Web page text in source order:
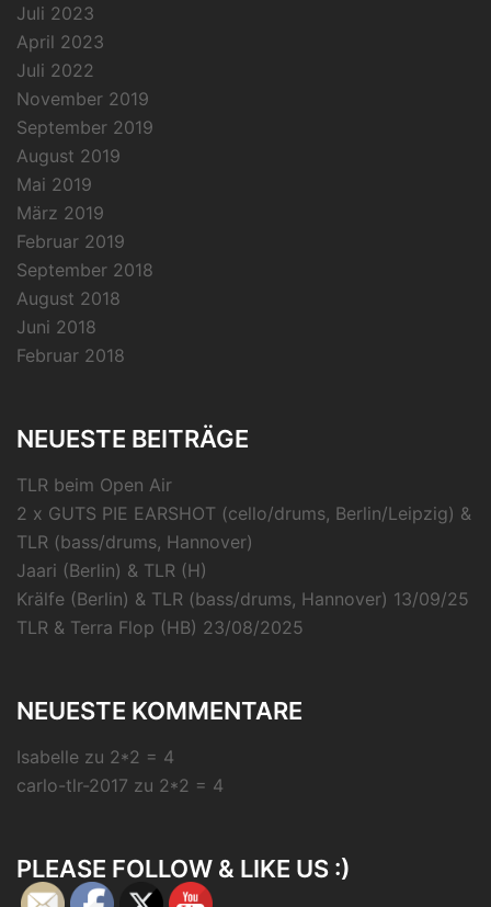
Juli 2023
April 2023
Juli 2022
November 2019
September 2019
August 2019
Mai 2019
März 2019
Februar 2019
September 2018
August 2018
Juni 2018
Februar 2018
NEUESTE BEITRÄGE
TLR beim Open Air
2 x GUTS PIE EARSHOT (cello/drums, Berlin/Leipzig) &
TLR (bass/drums, Hannover)
Jaari (Berlin) & TLR (H)
Krälfe (Berlin) & TLR (bass/drums, Hannover) 13/09/25
TLR & Terra Flop (HB) 23/08/2025
NEUESTE KOMMENTARE
Isabelle zu 2*2 = 4
carlo-tlr-2017 zu 2*2 = 4
PLEASE FOLLOW & LIKE US :)